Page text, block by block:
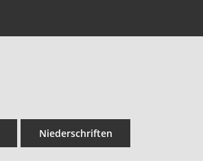
Niederschriften